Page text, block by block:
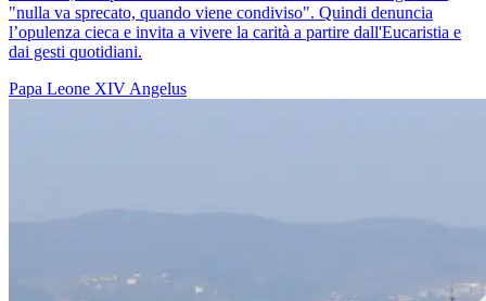
"nulla va sprecato, quando viene condiviso". Quindi denuncia
l’opulenza cieca e invita a vivere la carità a partire dall'Eucaristia e
dai gesti quotidiani.
Papa Leone XIV Angelus